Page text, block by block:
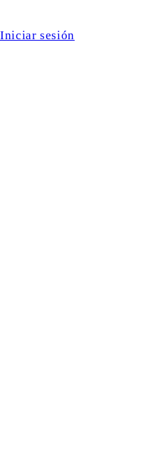
Iniciar sesión